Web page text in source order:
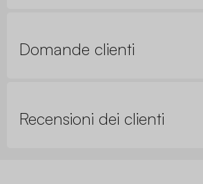
Domande clienti
Recensioni dei clienti